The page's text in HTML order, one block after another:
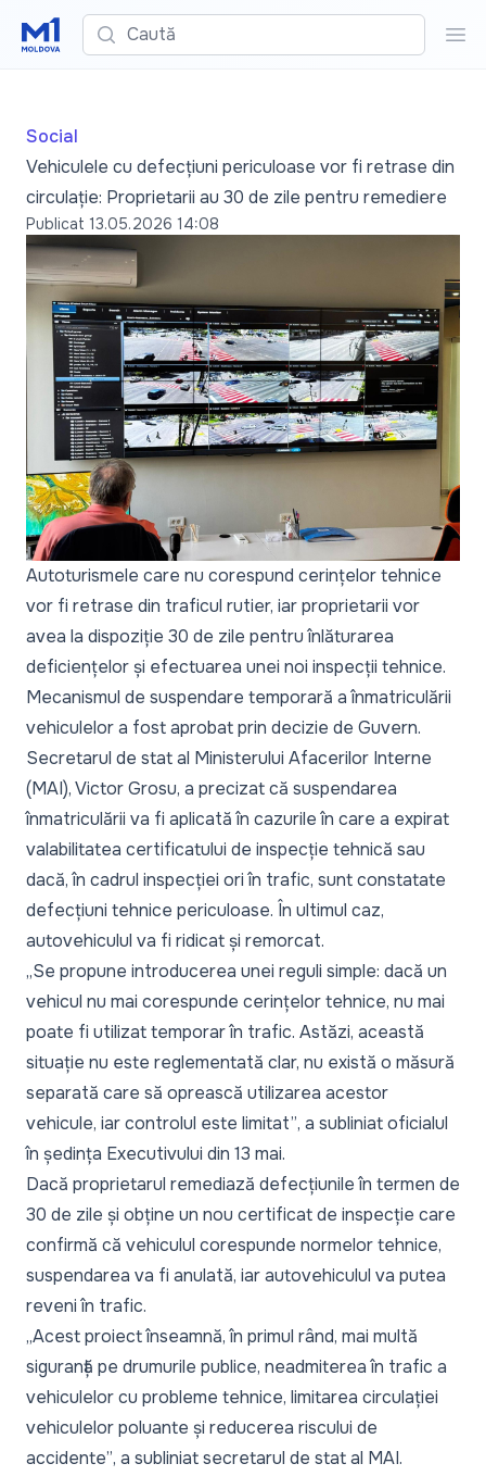
Caută
Social
Vehiculele cu defecțiuni periculoase vor fi retrase din
circulație: Proprietarii au 30 de zile pentru remediere
Publicat 13.05.2026 14:08
Autoturismele care nu corespund cerințelor tehnice
vor fi retrase din traficul rutier, iar proprietarii vor
avea la dispoziție 30 de zile pentru înlăturarea
deficiențelor și efectuarea unei noi inspecții tehnice.
Mecanismul de suspendare temporară a înmatriculării
vehiculelor a fost aprobat prin decizie de Guvern.
Secretarul de stat al Ministerului Afacerilor Interne
(MAI), Victor Grosu, a precizat că suspendarea
înmatriculării va fi aplicată în cazurile în care a expirat
valabilitatea certificatului de inspecție tehnică sau
dacă, în cadrul inspecției ori în trafic, sunt constatate
defecțiuni tehnice periculoase. În ultimul caz,
autovehiculul va fi ridicat și remorcat.
„Se propune introducerea unei reguli simple: dacă un
vehicul nu mai corespunde cerințelor tehnice, nu mai
poate fi utilizat temporar în trafic. Astăzi, această
situație nu este reglementată clar, nu există o măsură
separată care să oprească utilizarea acestor
vehicule, iar controlul este limitat”, a subliniat oficialul
în ședința Executivului din 13 mai.
Dacă proprietarul remediază defecțiunile în termen de
30 de zile și obține un nou certificat de inspecție care
confirmă că vehiculul corespunde normelor tehnice,
suspendarea va fi anulată, iar autovehiculul va putea
reveni în trafic.
„Acest proiect înseamnă, în primul rând, mai multă
siguranță pe drumurile publice, neadmiterea în trafic a
vehiculelor cu probleme tehnice, limitarea circulației
vehiculelor poluante și reducerea riscului de
accidente”, a subliniat secretarul de stat al MAI.